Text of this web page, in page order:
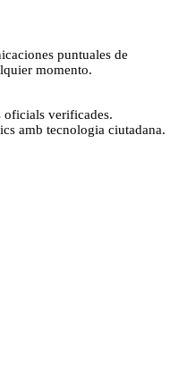
puntuales de
momento.
verificades.
amb tecnologia ciutadana.